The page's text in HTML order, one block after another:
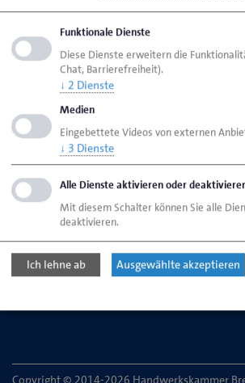
Seite drucken
Seiteaktualisiert am 01. Okt. 2025
HWK Bremen
PLW (Praktischer
Handwerkskammer Bremen
Ansgaritorstr. 24
Copyright © 2014-2026 Handwerkskammer
Funktionale Dienste
Diese Dienste erweitern die
Chat, Barrierefreiheit).
↓ 2 Dienste
Medien
Eingebettete Videos von externen
↓ 3 Dienste
Alle Dienste aktivieren oder
Mit diesem Schalter können Sie alle
deaktivieren.
Ich lehne ab Ausgewählte akzeptieren